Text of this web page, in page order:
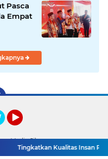
Pasca
Empat
Media Siber
Tingkatkan Kualitas Insan Pers,
Detik TV Sumsel